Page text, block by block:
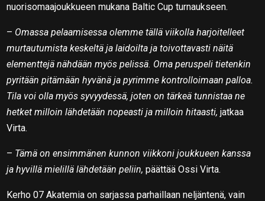
nuorisomaajoukkueen mukana Baltic Cup turnaukseen.
– Omassa pelaamisessa olemme tällä viikolla harjoitelleet
murtautumista keskeltä ja laidoilta ja toivottavasti näitä
elementtejä nähdään myös pelissä. Oma peruspeli tietenkin
pyritään pitämään hyvänä ja pyrimme kontrolloimaan palloa.
Tila voi olla myös syvyydessä, joten on tärkeä tunnistaa ne
hetket milloin lähdetään nopeasti ja milloin hitaasti, jatkaa
Virta.
– Tämä on ensimmänen kunnon viikkoni joukkueen kanssa
ja hyvillä mielillä lähdetään peliin, päättää Ossi Virta.
Kerho 07 Akatemia on sarjassa parhaillaan neljäntenä, vain